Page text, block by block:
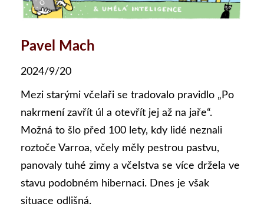
Pavel Mach
2024/9/20
Mezi starými včelaři se tradovalo pravidlo „Po
nakrmení zavřít úl a otevřít jej až na jaře“.
Možná to šlo před 100 lety, kdy lidé neznali
roztoče Varroa, včely měly pestrou pastvu,
panovaly tuhé zimy a včelstva se více držela ve
stavu podobném hibernaci. Dnes je však
situace odlišná.